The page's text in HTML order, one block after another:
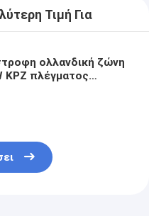
Τιμή Για
ολλανδική ζώνη
KPZ πλέγματος